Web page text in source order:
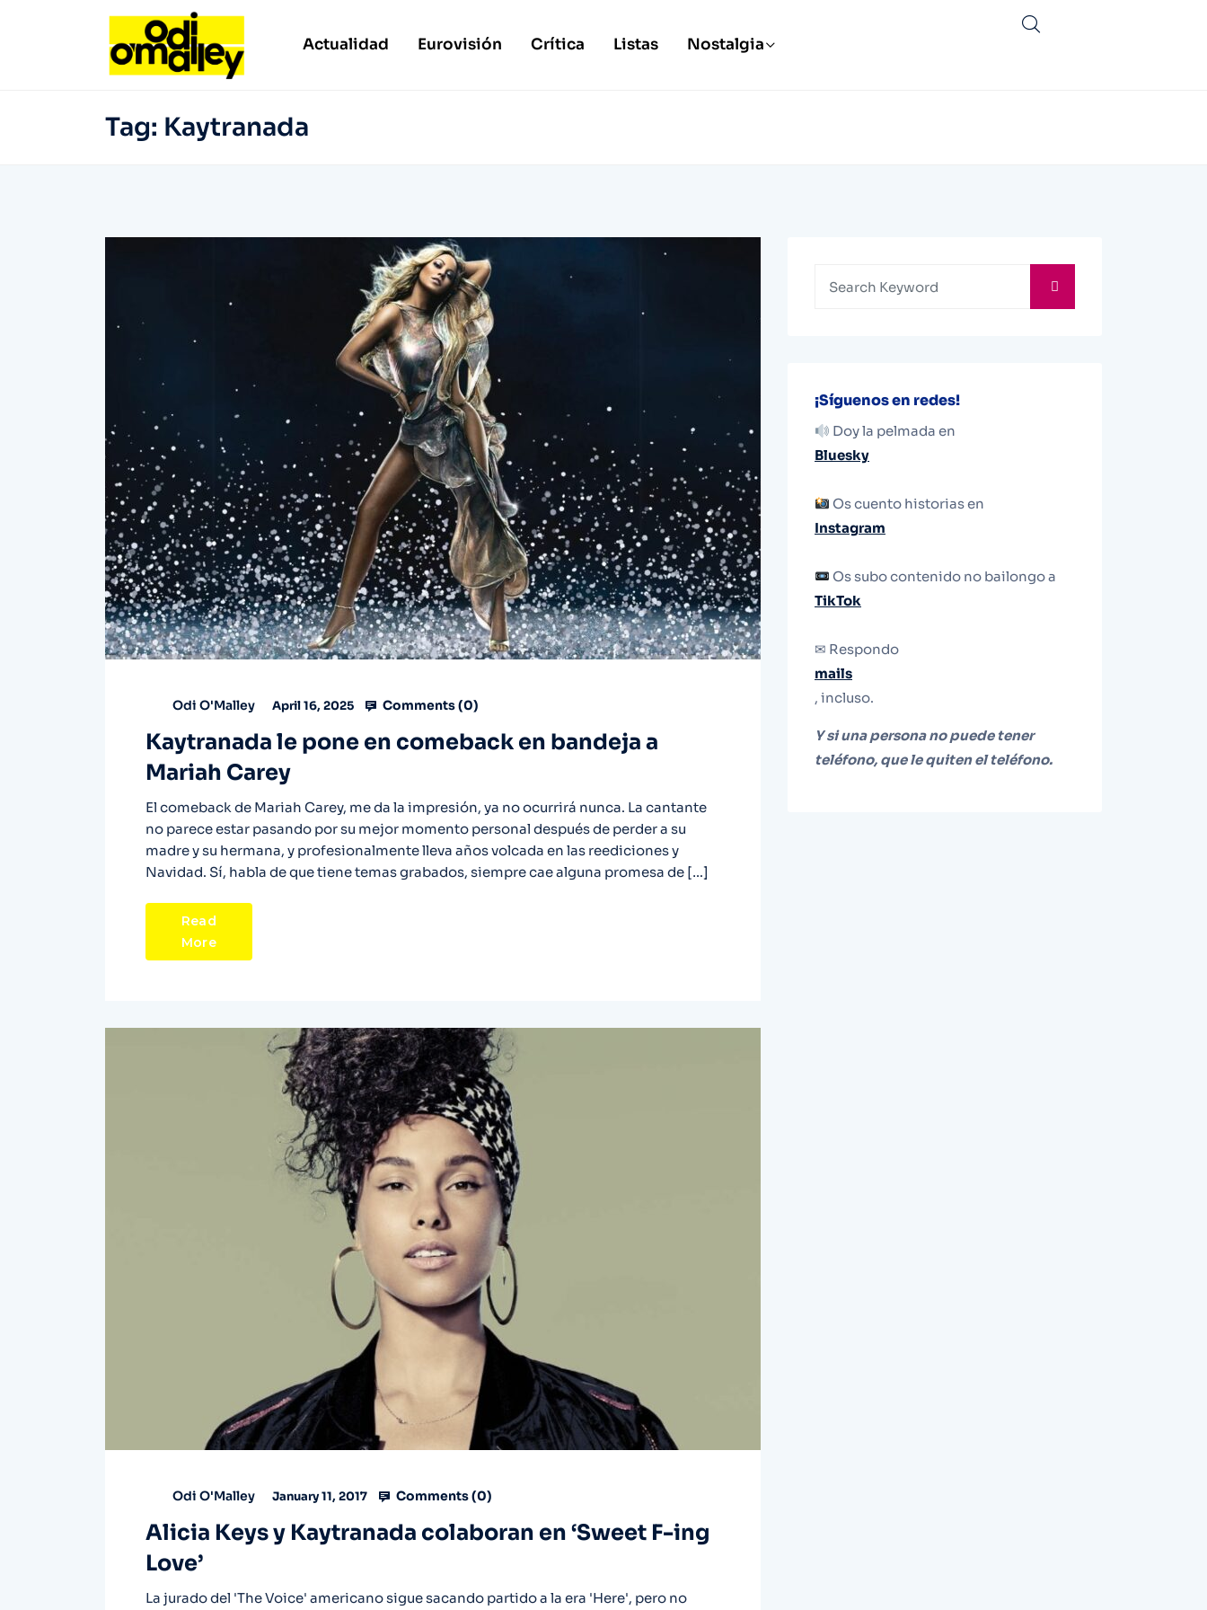
Actualidad Eurovisión Crítica Listas Nostalgia
Tag: Kaytranada
Odi O'Malley April 16, 2025 Comments (0)
Kaytranada le pone en comeback en bandeja a
Mariah Carey
El comeback de Mariah Carey, me da la impresión, ya no ocurrirá nunca. La cantante
no parece estar pasando por su mejor momento personal después de perder a su
madre y su hermana, y profesionalmente lleva años volcada en las reediciones y
Navidad. Sí, habla de que tiene temas grabados, siempre cae alguna promesa de […]
Read
More
Odi O'Malley January 11, 2017 Comments (0)
Alicia Keys y Kaytranada colaboran en ‘Sweet F-ing
Love’
La jurado del 'The Voice' americano sigue sacando partido a la era 'Here', pero no
¡Síguenos en redes!
Doy la pelmada en
Bluesky
Os cuento historias en
Instagram
Os subo contenido no bailongo a
TikTok
✉ Respondo
mails
, incluso.
Y si una persona no puede tener
teléfono, que le quiten el teléfono.